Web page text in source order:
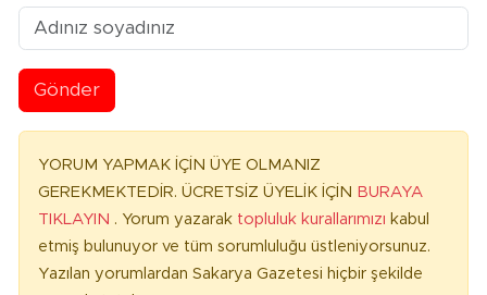
Gönder
YORUM YAPMAK İÇİN ÜYE OLMANIZ
GEREKMEKTEDİR. ÜCRETSİZ ÜYELİK İÇİN BURAYA
TIKLAYIN . Yorum yazarak topluluk kurallarımızı kabul
etmiş bulunuyor ve tüm sorumluluğu üstleniyorsunuz.
Yazılan yorumlardan Sakarya Gazetesi hiçbir şekilde